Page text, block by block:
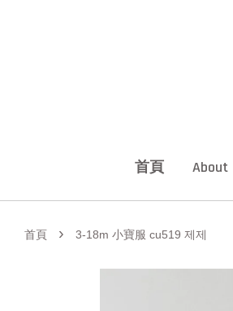
首頁 About
首頁 › 3-18m 小寶服 cu519 제제